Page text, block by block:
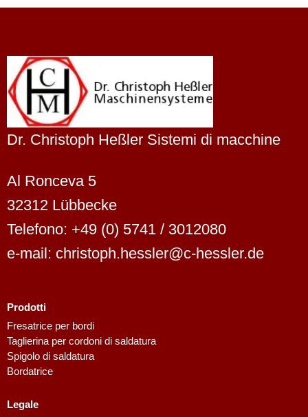
Dr. Christoph Heßler Sistemi di macchine
Al Ronceva 5
32312 Lübbecke
Telefono: +49 (0) 5741 / 3012080
e-mail: christoph.hessler@c-hessler.de
Prodotti
Fresatrice per bordi
Taglierina per cordoni di saldatura
Spigolo di saldatura
Bordatrice
Legale